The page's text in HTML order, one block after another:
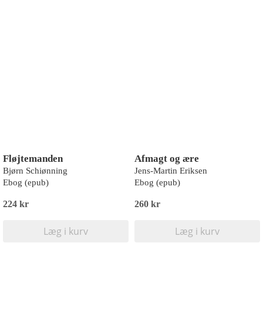
Fløjtemanden
Bjørn Schiønning
Ebog (epub)
224 kr
Læg i kurv
Afmagt og ære
Jens-Martin Eriksen
Ebog (epub)
260 kr
Læg i kurv